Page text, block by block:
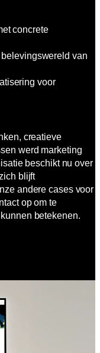
concrete
van
voor
creatieve
werd marketing
beschikt nu over
blijft
andere cases voor
op om te
betekenen.